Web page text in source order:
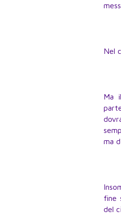
Nel
Ma
ma
fine
del